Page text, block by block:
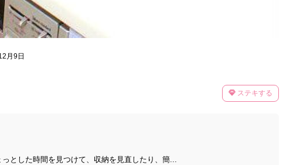
月9日
ステキする
とした時間を見つけて、収納を見直したり、簡...